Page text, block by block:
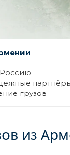
Россию
грузов
из